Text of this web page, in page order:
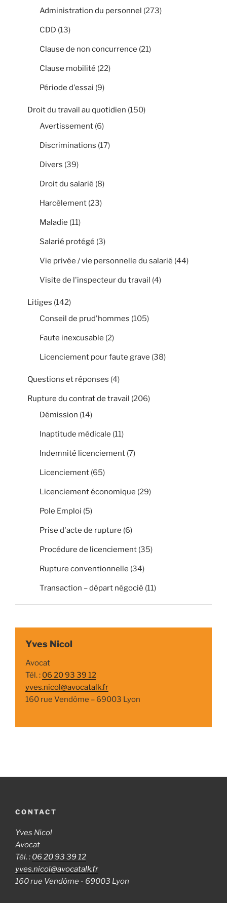
Administration du personnel (273)
CDD (13)
Clause de non concurrence (21)
Clause mobilité (22)
Période d'essai (9)
Droit du travail au quotidien (150)
Avertissement (6)
Discriminations (17)
Divers (39)
Droit du salarié (8)
Harcèlement (23)
Maladie (11)
Salarié protégé (3)
Vie privée / vie personnelle du salarié (44)
Visite de l'inspecteur du travail (4)
Litiges (142)
Conseil de prud'hommes (105)
Faute inexcusable (2)
Licenciement pour faute grave (38)
Questions et réponses (4)
Rupture du contrat de travail (206)
Démission (14)
Inaptitude médicale (11)
Indemnité licenciement (7)
Licenciement (65)
Licenciement économique (29)
Pole Emploi (5)
Prise d'acte de rupture (6)
Procédure de licenciement (35)
Rupture conventionnelle (34)
Transaction – départ négocié (11)
Yves Nicol
Avocat
Tél. : 06 20 93 39 12
yves.nicol@avocatalk.fr
160 rue Vendôme – 69003 Lyon
CONTACT
Yves Nicol
Avocat
Tél. : 06 20 93 39 12
yves.nicol@avocatalk.fr
160 rue Vendôme - 69003 Lyon